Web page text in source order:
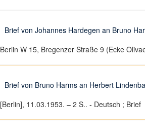
Brief von Johannes Hardegen an Bruno
Berlin W 15, Bregenzer Straße 9 (Ecke
Brief von Bruno Harms an Herbert
[Berlin], 11.03.1953. – 2 S.. - Deutsch ; Brief